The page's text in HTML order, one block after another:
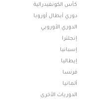
كأس الكونفيدرالية
دوري أبطال أوروبا
الدوري الأوروبي
إنجلترا
إسبانيا
إيطاليا
فرنسا
ألمانيا
الدوريات الأخرى